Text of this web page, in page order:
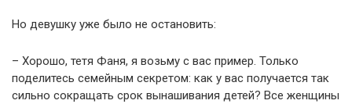
Но девушку уже было не остановить:
– Хорошо, тетя Фаня, я возьму с вас пример. Только
поделитесь семейным секретом: как у вас получается так
сильно сокращать срок вынашивания детей? Все женщины